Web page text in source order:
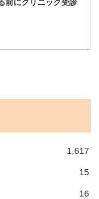
前にクリニック受診
1,617
15
16